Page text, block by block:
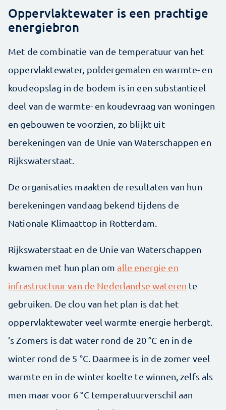
Oppervlaktewater is een prachtige
energiebron
Met de combinatie van de temperatuur van het
oppervlaktewater, poldergemalen en warmte- en
koudeopslag in de bodem is in een substantieel
deel van de warmte- en koudevraag van woningen
en gebouwen te voorzien, zo blijkt uit
berekeningen van de Unie van Waterschappen en
Rijkswaterstaat.
De organisaties maakten de resultaten van hun
berekeningen vandaag bekend tijdens de
Nationale Klimaattop in Rotterdam.
Rijkswaterstaat en de Unie van Waterschappen
kwamen met hun plan omalle energie en
infrastructuur van de Nederlandse wateren te
gebruiken. De clou van het plan is dat het
oppervlaktewater veel warmte-energie herbergt.
’s Zomers is dat water rond de 20 °C en in de
winter rond de 5 °C. Daarmee is in de zomer veel
warmte en in de winter koelte te winnen, zelfs als
men maar voor 6 °C temperatuurverschil aan